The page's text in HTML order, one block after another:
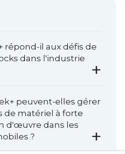
répond-il aux défis de
dans l'industrie
+
peuvent-elles gérer
de matériel à forte
d'œuvre dans les
?
+